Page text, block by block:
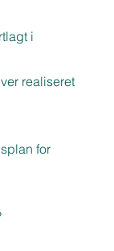
i
realiseret
for